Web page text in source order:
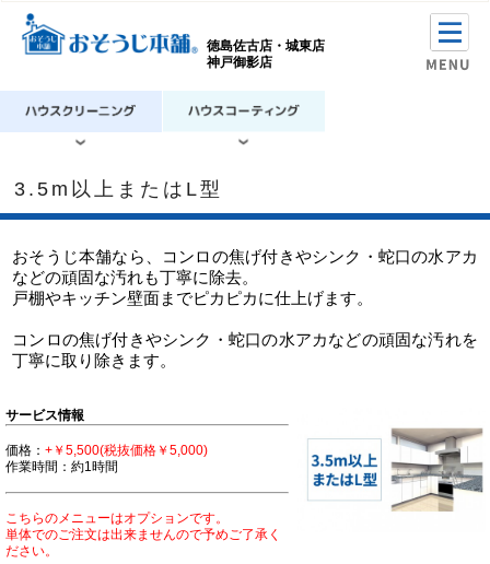
徳島佐古店・城東店
神戸御影店
3.5m以上またはL型
おそうじ本舗なら、コンロの焦げ付きやシンク・蛇口の水アカ
などの頑固な汚れも丁寧に除去。
戸棚やキッチン壁面までピカピカに仕上げます。
コンロの焦げ付きやシンク・蛇口の水アカなどの頑固な汚れを
丁寧に取り除きます。
サービス情報
価格： +￥5,500(税抜価格￥5,000)
作業時間：約1時間
こちらのメニューはオプションです。
単体でのご注文は出来ませんので予めご了承く
ださい。